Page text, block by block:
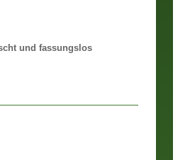
und fassungslos